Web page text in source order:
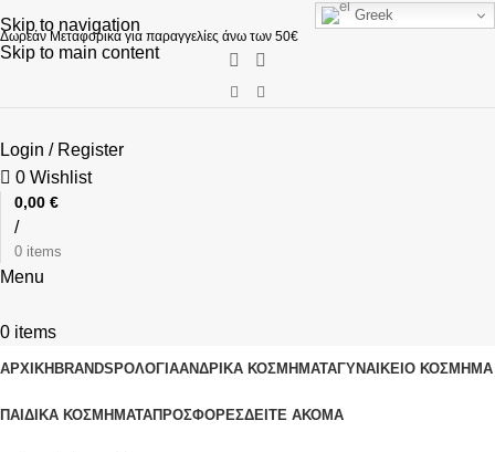
Skip to navigation
Skip to main content
Greek
Δωρεάν Μεταφορικά για παραγγελίες άνω των 50€
Login / Register
0 Wishlist
0 items
/
0,00 €
Menu
0 items
ΑΡΧΙΚΗ BRANDS ΡΟΛΌΓΙΑΑΝΔΡΙΚΆ ΚΟΣΜΉΜΑΤΑΓΥΝΑΙΚΕΊΟ ΚΟΣΜΉΜΑ
ΠΑΙΔΙΚΆ ΚΟΣΜΉΜΑΤΑΠΡΟΣΦΟΡΈΣΔΕΊΤΕ ΑΚΌΜΑ